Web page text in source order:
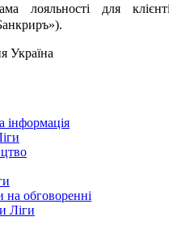
лояльності для
Україна
інформація
на обговоренні
Ліги